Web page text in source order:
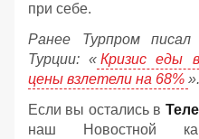
при себе.
Ранее Турпром
Турции: « Кризис еды
цены взлетели на 68% ».
Если вы остались в
наш Новостной